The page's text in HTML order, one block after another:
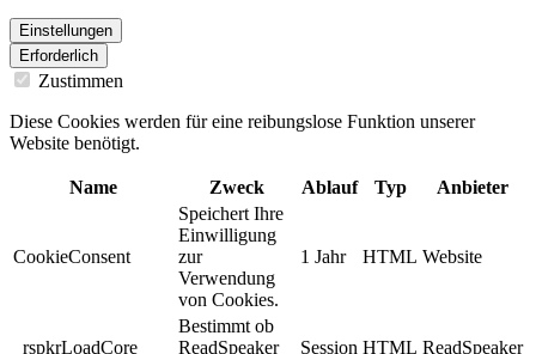
Einstellungen
Erforderlich
Zustimmen
Diese Cookies werden für eine reibungslose Funktion unserer
Website benötigt.
Name Zweck Ablauf Typ Anbieter
CookieConsent
Speichert Ihre
Einwilligung
zur
Verwendung
von Cookies.
1 Jahr HTML Website
_rspkrLoadCore
Bestimmt ob
ReadSpeaker
Session HTML ReadSpeaker